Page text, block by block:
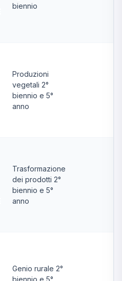
biennio
Produzioni
vegetali 2°
biennio e 5°
anno
Trasformazione
dei prodotti 2°
biennio e 5°
anno
Genio rurale 2°
biennio e 5°